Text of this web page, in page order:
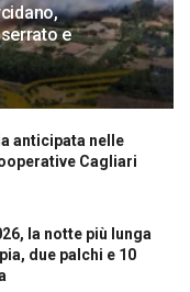
e
anticipata nelle
Cagliari
la notte più lunga
due palchi e 10